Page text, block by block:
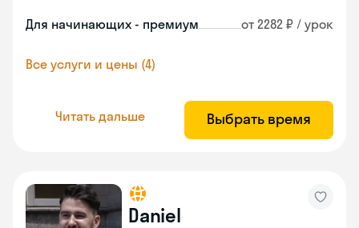
Для начинающих - премиум от 2282 ₽ / урок
Все услуги и цены (4)
Читать дальше Выбрать время
Daniel